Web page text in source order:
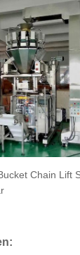
Chain Lift